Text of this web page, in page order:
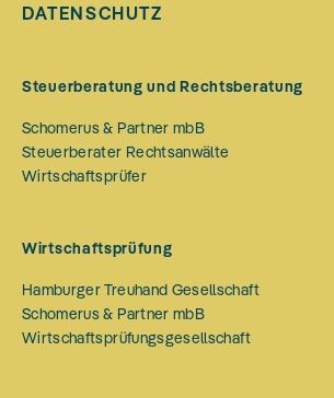
DATENSCHUTZ
Steuerberatung und Rechtsberatung
Schomerus & Partner mbB
Steuerberater Rechtsanwälte
Wirtschaftsprüfer
Wirtschaftsprüfung
Hamburger Treuhand Gesellschaft
Schomerus & Partner mbB
Wirtschaftsprüfungsgesellschaft